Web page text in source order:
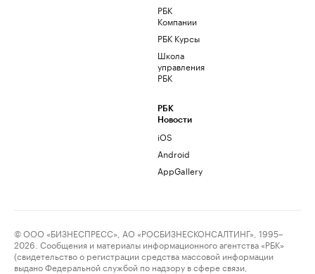
РБК
Компании
РБК Курсы
Школа
управления
РБК
РБК
Новости
iOS
Android
AppGallery
© ООО «БИЗНЕСПРЕСС», АО «РОСБИЗНЕСКОНСАЛТИНГ», 1995–
2026. Сообщения и материалы информационного агентства «РБК»
(свидетельство о регистрации средства массовой информации
выдано Федеральной службой по надзору в сфере связи,